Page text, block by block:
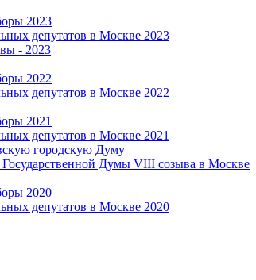
2023
депутатов в Москве 2023
- 2023
2022
депутатов в Москве 2022
2021
депутатов в Москве 2021
городскую Думу
Думы VIII созыва в Москве
2020
депутатов в Москве 2020